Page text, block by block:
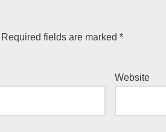
Required fields are marked *
Website